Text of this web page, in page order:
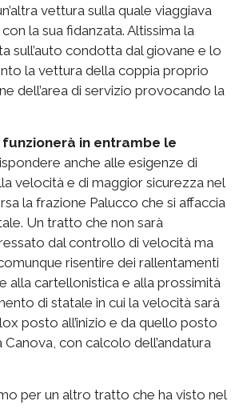
vettura sulla quale viaggiava
la sua fidanzata. Altissima la
sull’auto condotta dal giovane e lo
la vettura della coppia proprio
dell’area di servizio provocando la
funzionerà in entrambe le
anche alle esigenze di
velocità e di maggior sicurezza nel
la frazione Palucco che si affaccia
Un tratto che non sarà
dal controllo di velocità ma
risentire dei rallentamenti
alla cartellonistica e alla prossimità
di statale in cui la velocità sarà
posto all’inizio e da quello posto
Canova, con calcolo dell’andatura
per un altro tratto che ha visto nel